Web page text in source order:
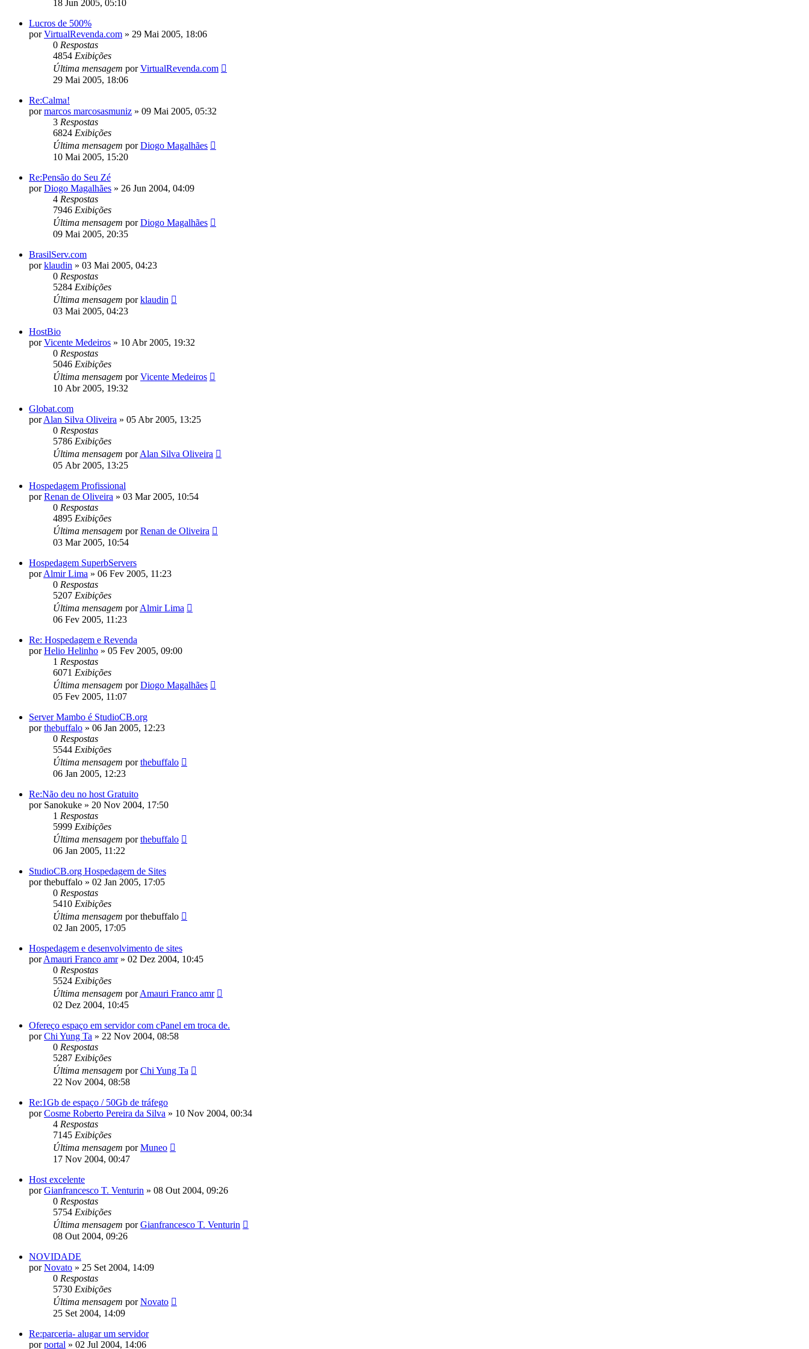
18 Jun 2005, 05:10
Lucros de 500%
porVirtualRevenda.com » 29 Mai 2005, 18:06
0 Respostas
4854 Exibições
Última mensagem porVirtualRevenda.com
29 Mai 2005, 18:06
Re:Calma!
pormarcos marcosasmuniz » 09 Mai 2005, 05:32
3 Respostas
6824 Exibições
Última mensagem porDiogo Magalhães
10 Mai 2005, 15:20
Re:Pensão do Seu Zé
porDiogo Magalhães » 26 Jun 2004, 04:09
4 Respostas
7946 Exibições
Última mensagem porDiogo Magalhães
09 Mai 2005, 20:35
BrasilServ.com
porklaudin » 03 Mai 2005, 04:23
0 Respostas
5284 Exibições
Última mensagem porklaudin
03 Mai 2005, 04:23
HostBio
porVicente Medeiros » 10 Abr 2005, 19:32
0 Respostas
5046 Exibições
Última mensagem porVicente Medeiros
10 Abr 2005, 19:32
Globat.com
porAlan Silva Oliveira » 05 Abr 2005, 13:25
0 Respostas
5786 Exibições
Última mensagem porAlan Silva Oliveira
05 Abr 2005, 13:25
Hospedagem Profissional
porRenan de Oliveira » 03 Mar 2005, 10:54
0 Respostas
4895 Exibições
Última mensagem porRenan de Oliveira
03 Mar 2005, 10:54
Hospedagem SuperbServers
porAlmir Lima » 06 Fev 2005, 11:23
0 Respostas
5207 Exibições
Última mensagem porAlmir Lima
06 Fev 2005, 11:23
Re: Hospedagem e Revenda
porHelio Helinho » 05 Fev 2005, 09:00
1 Respostas
6071 Exibições
Última mensagem porDiogo Magalhães
05 Fev 2005, 11:07
Server Mambo é StudioCB.org
porthebuffalo » 06 Jan 2005, 12:23
0 Respostas
5544 Exibições
Última mensagem porthebuffalo
06 Jan 2005, 12:23
Re:Não deu no host Gratuito
por Sanokuke » 20 Nov 2004, 17:50
1 Respostas
5999 Exibições
Última mensagem porthebuffalo
06 Jan 2005, 11:22
StudioCB.org Hospedagem de Sites
porthebuffalo » 02 Jan 2005, 17:05
0 Respostas
5410 Exibições
Última mensagem porthebuffalo
02 Jan 2005, 17:05
Hospedagem e desenvolvimento de sites
porAmauri Franco amr» 02 Dez 2004, 10:45
0 Respostas
5524 Exibições
Última mensagem porAmauri Franco amr
02 Dez 2004, 10:45
Ofereço espaço em servidor com cPanel em troca de.
porChi Yung Ta » 22 Nov 2004, 08:58
0 Respostas
5287 Exibições
Última mensagem porChi Yung Ta
22 Nov 2004, 08:58
Re:1Gb de espaço / 50Gb de tráfego
porCosme Roberto Pereira da Silva » 10 Nov 2004, 00:34
4 Respostas
7145 Exibições
Última mensagem porMuneo
17 Nov 2004, 00:47
Host excelente
porGianfrancesco T. Venturin » 08 Out 2004, 09:26
0 Respostas
5754 Exibições
Última mensagem porGianfrancesco T. Venturin
08 Out 2004, 09:26
NOVIDADE
porNovato » 25 Set 2004, 14:09
0 Respostas
5730 Exibições
Última mensagem porNovato
25 Set 2004, 14:09
Re:parceria- alugar um servidor
porportal » 02 Jul 2004, 14:06